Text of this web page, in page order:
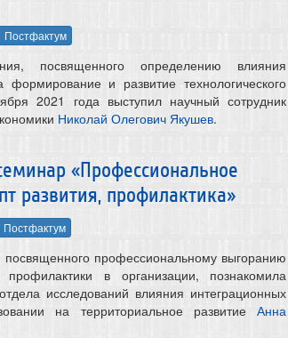
Постфактум
посвященного определению влияния
формирование и развитие технологического
2021 года выступил научный сотрудник
Николай Олегович Якушев.
«Профессиональное
развития, профилактика»
Постфактум
посвященного профессиональному выгоранию
в организации, познакомила
исследований влияния интеграционных
на территориальное развитиеАнна